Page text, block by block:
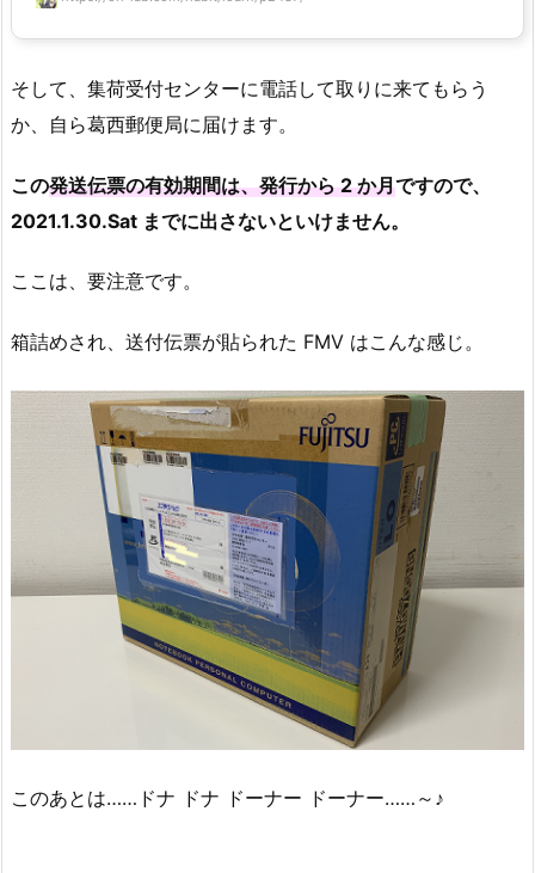
そして、集荷受付センターに電話して取りに来てもらう
か、自ら葛西郵便局に届けます。
この発送伝票の有効期間は、発行から 2 か月ですので、
2021.1.30.Sat までに出さないといけません。
ここは、要注意です。
箱詰めされ、送付伝票が貼られた FMV はこんな感じ。
このあとは……ドナ ドナ ドーナー ドーナー……～♪